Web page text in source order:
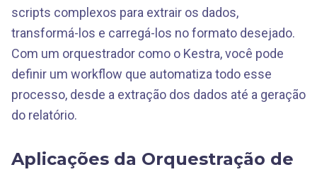
scripts complexos para extrair os dados,
transformá-los e carregá-los no formato desejado.
Com um orquestrador como o Kestra, você pode
definir um workflow que automatiza todo esse
processo, desde a extração dos dados até a geração
do relatório.
Aplicações da Orquestração de